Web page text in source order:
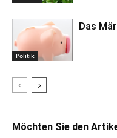
Politik
Das
Möchten Sie den